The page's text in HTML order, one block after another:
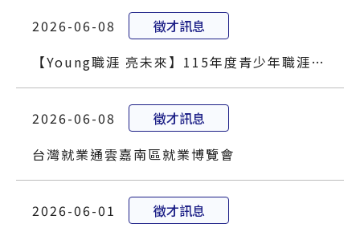
2026-06-08
徵才訊息
【Young職涯 亮未來】115年度青少年職涯規劃研習營 開始報名！
2026-06-08
徵才訊息
台灣就業通雲嘉南區就業博覽會
2026-06-01
徵才訊息